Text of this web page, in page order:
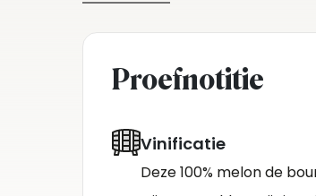
Proefnotitie
Vinificatie
Deze 100% melon de